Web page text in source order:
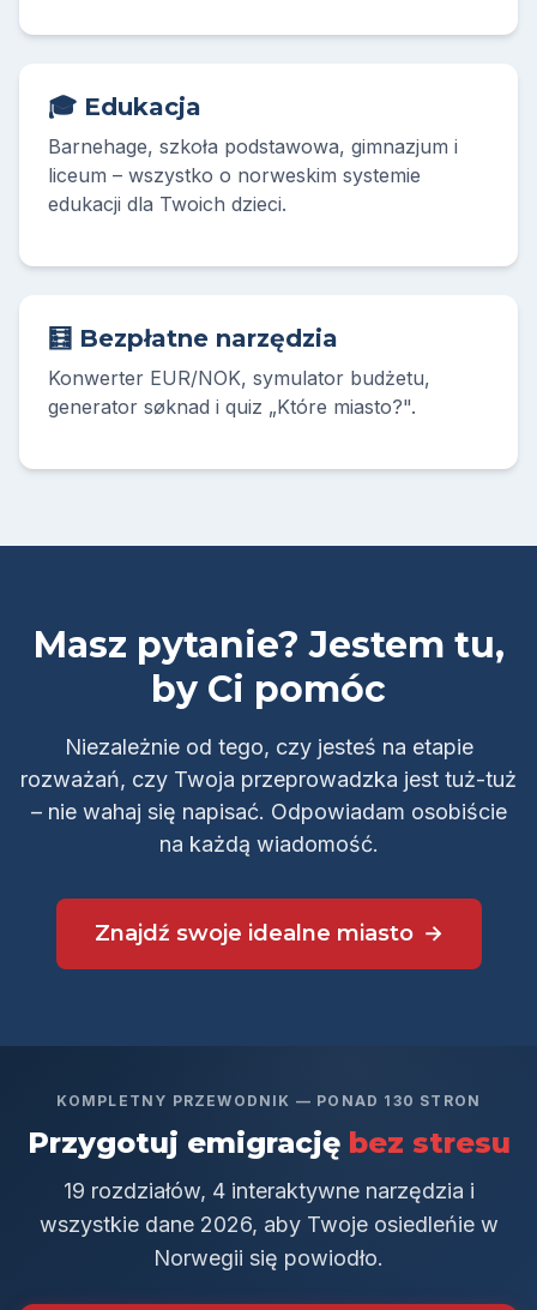
🎓 Edukacja
Barnehage, szkoła podstawowa, gimnazjum i
liceum – wszystko o norweskim systemie
edukacji dla Twoich dzieci.
🧮 Bezpłatne narzędzia
Konwerter EUR/NOK, symulator budżetu,
generator søknad i quiz „Które miasto?".
Masz pytanie? Jestem tu,
by Ci pomóc
Niezależnie od tego, czy jesteś na etapie
rozważań, czy Twoja przeprowadzka jest tuż-tuż
– nie wahaj się napisać. Odpowiadam osobiście
na każdą wiadomość.
Znajdź swoje idealne miasto
KOMPLETNY PRZEWODNIK — PONAD 130 STRON
Przygotuj emigrację bez stresu
19 rozdziałów, 4 interaktywne narzędzia i
wszystkie dane 2026, aby Twoje osiedleńie w
Norwegii się powiodło.